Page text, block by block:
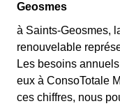
Geosmes. ⚡💸
Geosmes
à Saints-Geosmes,
renouvelable
Les besoins
eux à ConsoTotale
ces chiffres, nous